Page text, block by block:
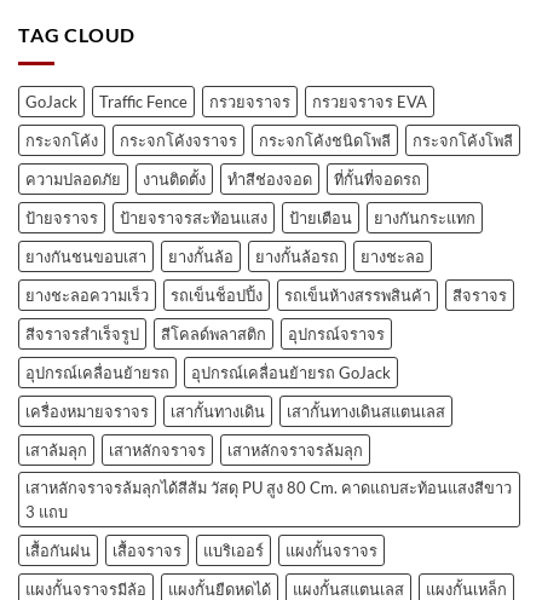
TAG CLOUD
GoJack Traffic Fence กรวยจราจร
กรวยจราจร EVA
กระจกโค้ง
กระจกโค้งจราจร กระจกโค้งชนิดโพลี
กระจกโค้งโพลี
ความปลอดภัย
งานติดตั้ง ทำสีช่องจอด
ที่กั้นที่จอดรถ
ป้ายจราจร
ป้ายจราจรสะท้อนแสง ป้ายเตือน
ยางกันกระแทก
ยางกันชนขอบเสา
ยางกั้นล้อ ยางกั้นล้อรถ
ยางชะลอ
ยางชะลอความเร็ว
รถเข็นช็อปปิ้ง รถเข็นห้างสรรพสินค้า
สีจราจร
สีจราจรสำเร็จรูป
สีโคลด์พลาสติก
อุปกรณ์จราจร
อุปกรณ์เคลื่อนย้ายรถ
อุปกรณ์เคลื่อนย้ายรถ GoJack
เครื่องหมายจราจร
เสากั้นทางเดิน
เสากั้นทางเดินสแตนเลส
เสาล้มลุก
เสาหลักจราจร
เสาหลักจราจรล้มลุก
เสาหลักจราจรล้มลุกได้สีส้ม วัสดุ PU สูง 80 Cm. คาดแถบสะท้อนแสงสีขาว
3 แถบ
เสื้อกันฝน
เสื้อจราจร แบริเออร์
แผงกั้นจราจร
แผงกั้นจราจรมีล้อ
แผงกั้นยืดหดได้ แผงกั้นสแตนเลส
แผงกั้นเหล็ก